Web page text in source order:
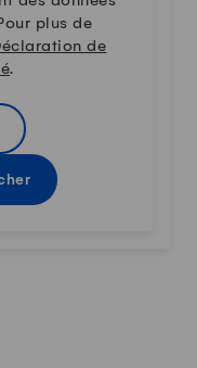
plus de
de
.